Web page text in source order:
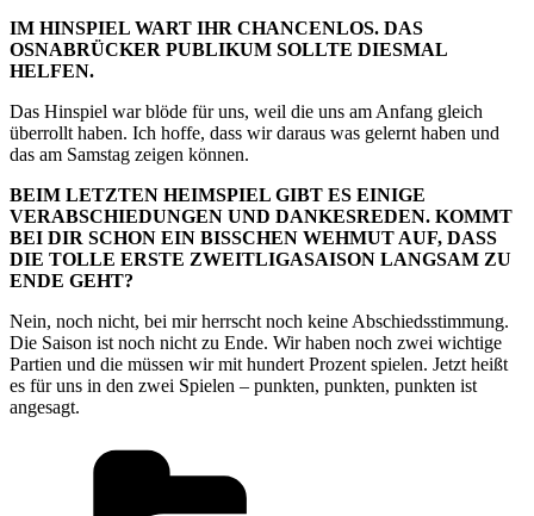
IM HINSPIEL WART IHR CHANCENLOS. DAS
OSNABRÜCKER PUBLIKUM SOLLTE DIESMAL
HELFEN.
Das Hinspiel war blöde für uns, weil die uns am Anfang gleich
überrollt haben. Ich hoffe, dass wir daraus was gelernt haben und
das am Samstag zeigen können.
BEIM LETZTEN HEIMSPIEL GIBT ES EINIGE
VERABSCHIEDUNGEN UND DANKESREDEN. KOMMT
BEI DIR SCHON EIN BISSCHEN WEHMUT AUF, DASS
DIE TOLLE ERSTE ZWEITLIGASAISON LANGSAM ZU
ENDE GEHT?
Nein, noch nicht, bei mir herrscht noch keine Abschiedsstimmung.
Die Saison ist noch nicht zu Ende. Wir haben noch zwei wichtige
Partien und die müssen wir mit hundert Prozent spielen. Jetzt heißt
es für uns in den zwei Spielen – punkten, punkten, punkten ist
angesagt.